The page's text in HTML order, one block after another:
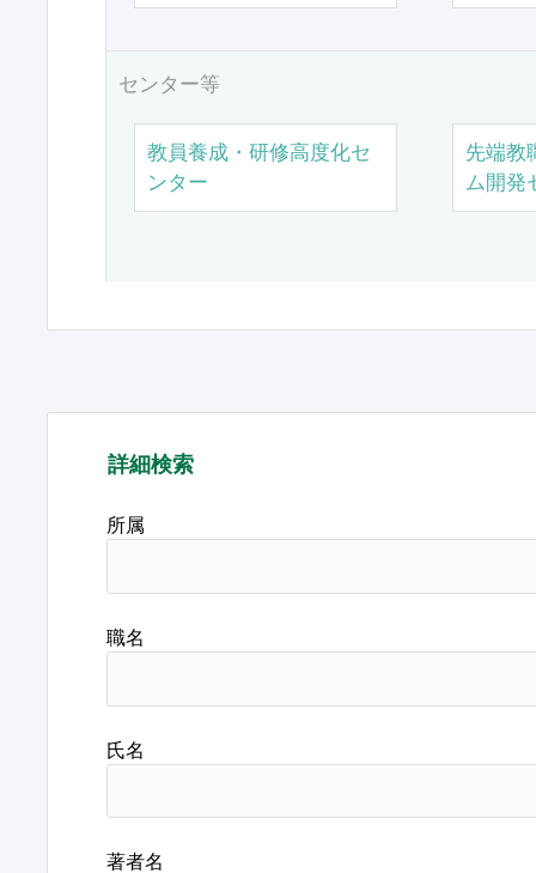
センター等
教員養成・研修高度化セ
ンター
先端教
ム開発
詳細検索
所属
職名
氏名
著者名